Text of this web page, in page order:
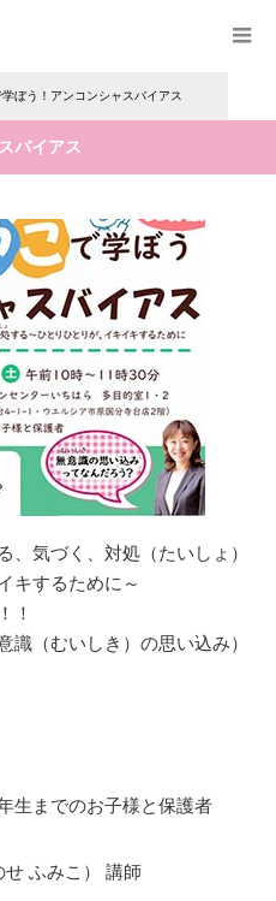
学ぼう！アンコンシャスバイアス
バイアス
、気づく、対処（たいしょ）
キするために～
！
識（むいしき）の思い込み）
生までのお子様と保護者
せ ふみこ） 講師